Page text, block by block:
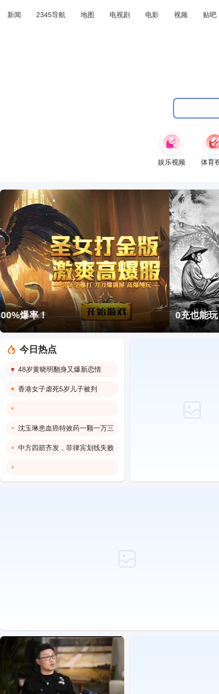
新闻 2345导航 地图 电视剧 电影 视频 贴吧
娱乐视频 体育
0充也能玩！
今日热点
48岁黄晓明翻身又爆新恋情
香港女子虐死5岁儿子被判
沈玉琳患血癌特效药一颗一万三
中方四箭齐发，菲律宾划线失败